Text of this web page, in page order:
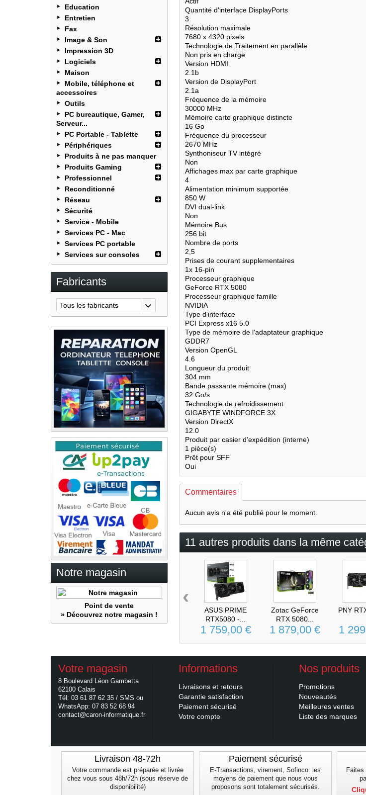
Education
Entretien
Fax
Image & Son
Impression 3D
Logiciels
Maison
Mobile, téléphone et
accessoires
Outils
PC bureautique, Gamer,
Serveur...
PC Portable - Tablette
Périphériques
Produits à ne pas manquer
Produits Gaming
Professionnel
Reconditionné
Réseau
Sécurité
Service - Mobile
Services PC - Mac
Services PC portable
Services sur consoles
Fabricants
Tous les fabricants
Notre magasin
Point de vente
» Découvrez notre magasin !
Quantité d'interface DisplayPorts
3
Résolution maximale
7680 x 4320 pixels
Technologie de Traitement en parallèle
Non pris en charge
Version HDMI
2.1b
Version de DisplayPort
2.1a
Fréquence de la mémoire
30000 MHz
Mémoire carte graphique distincte
16 Go
Fréquence du processeur
2670 MHz
Synthoniseur TV intégré
Non
Affichages max par carte graphique
4
Alimentation minimum supportée
850 W
DVI dual-link
Non
Mémoire Bus
256 bit
Nombre de ports
2,5
Prises de courant supplementaires
1x 16-pin
Processeur graphique
GeForce RTX 5080
Processeur graphique famille
NVIDIA
Type d'interface
PCI Express x16 5.0
Type de mémoire de l'adaptateur graphique
GDDR7
Version OpenGL
4.6
Longueur du produit
304 mm
Bande passante mémoire (max)
32 Go/s
Technologie de refroidissement
GIGABYTE WINDFORCE 3X
Version DirectX
12.0
Produit par casier d’expédition (interne)
1 pièce(s)
Prêt pour SFF
Oui
Commentaires
Aucun avis n'a été publié pour le moment.
11 autres produits dans la même
ASUS PRIME
RTX5080 -...
1 759,00 €
Zotac GeForce
RTX 5080...
1 879,00 €
PNY
1
‹
Votre magasin
8 Boulevard Léon Gambetta
62100 Calais
Tél: 03 61 87 62 35 / SMS ou
WhatsApp: 07 83 52 68 94
contact@caron-informatique.fr
Informations
Livraisons et retours
Garantie satisfaction
Paiement sécurisé
Votre compte
Nos produits
Promotions
Nouveautés
Meilleures ventes
Liste des marques
Livraison 48-72h
Votre commande est préparée et livrée
chez vous sous 48h/72h (sous réserve de
disponibilité)
Paiement sécurisé
E-Transactions, virement, Sofinco: les
moyens de paiement que nous vous
proposons sont totalement sécurisés.